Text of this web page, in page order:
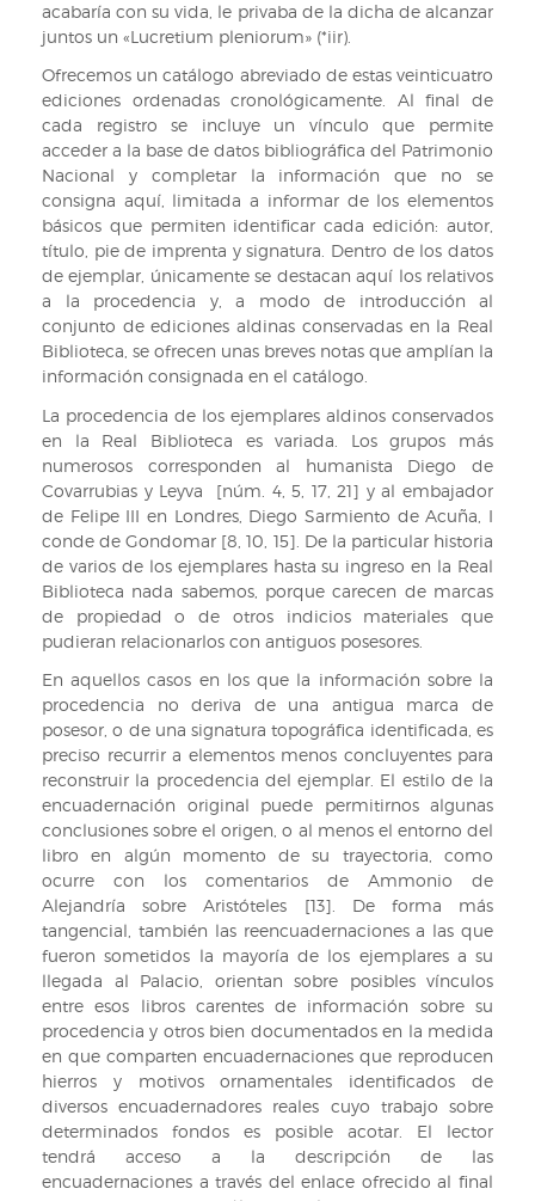
acabaría con su vida, le privaba de la dicha de alcanzar
juntos un «Lucretium pleniorum» (*iir).
Ofrecemos un catálogo abreviado de estas veinticuatro
ediciones ordenadas cronológicamente. Al final de
cada registro se incluye un vínculo que permite
acceder a la base de datos bibliográfica del Patrimonio
Nacional y completar la información que no se
consigna aquí, limitada a informar de los elementos
básicos que permiten identificar cada edición: autor,
título, pie de imprenta y signatura. Dentro de los datos
de ejemplar, únicamente se destacan aquí los relativos
a la procedencia y, a modo de introducción al
conjunto de ediciones aldinas conservadas en la Real
Biblioteca, se ofrecen unas breves notas que amplían la
información consignada en el catálogo.
La procedencia de los ejemplares aldinos conservados
en la Real Biblioteca es variada. Los grupos más
numerosos corresponden al humanista Diego de
Covarrubias y Leyva [núm. 4, 5, 17, 21] y al embajador
de Felipe III en Londres, Diego Sarmiento de Acuña, I
conde de Gondomar [8, 10, 15]. De la particular historia
de varios de los ejemplares hasta su ingreso en la Real
Biblioteca nada sabemos, porque carecen de marcas
de propiedad o de otros indicios materiales que
pudieran relacionarlos con antiguos posesores.
En aquellos casos en los que la información sobre la
procedencia no deriva de una antigua marca de
posesor, o de una signatura topográfica identificada, es
preciso recurrir a elementos menos concluyentes para
reconstruir la procedencia del ejemplar. El estilo de la
encuadernación original puede permitirnos algunas
conclusiones sobre el origen, o al menos el entorno del
libro en algún momento de su trayectoria, como
ocurre con los comentarios de Ammonio de
Alejandría sobre Aristóteles [13]. De forma más
tangencial, también las reencuadernaciones a las que
fueron sometidos la mayoría de los ejemplares a su
llegada al Palacio, orientan sobre posibles vínculos
entre esos libros carentes de información sobre su
procedencia y otros bien documentados en la medida
en que comparten encuadernaciones que reproducen
hierros y motivos ornamentales identificados de
diversos encuadernadores reales cuyo trabajo sobre
determinados fondos es posible acotar. El lector
tendrá acceso a la descripción de las
encuadernaciones a través del enlace ofrecido al final